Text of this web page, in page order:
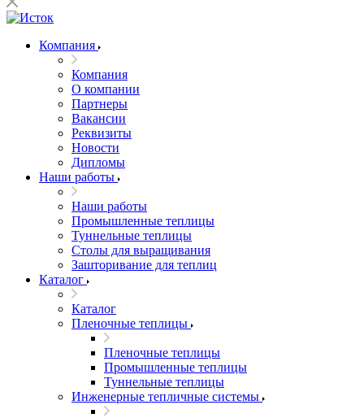
Компания
Компания
О компании
Партнеры
Вакансии
Реквизиты
Новости
Дипломы
Наши работы
Наши работы
Промышленные теплицы
Туннельные теплицы
Столы для выращивания
Зашторивание для теплиц
Каталог
Каталог
Пленочные теплицы
Пленочные теплицы
Промышленные теплицы
Туннельные теплицы
Инженерные тепличные системы